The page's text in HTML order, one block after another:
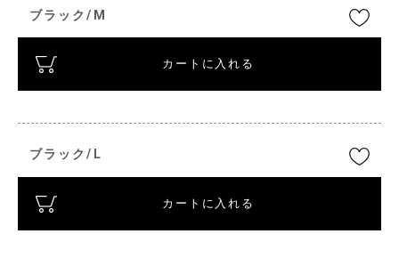
ブラック/M
カートに入れる
ブラック/L
カートに入れる